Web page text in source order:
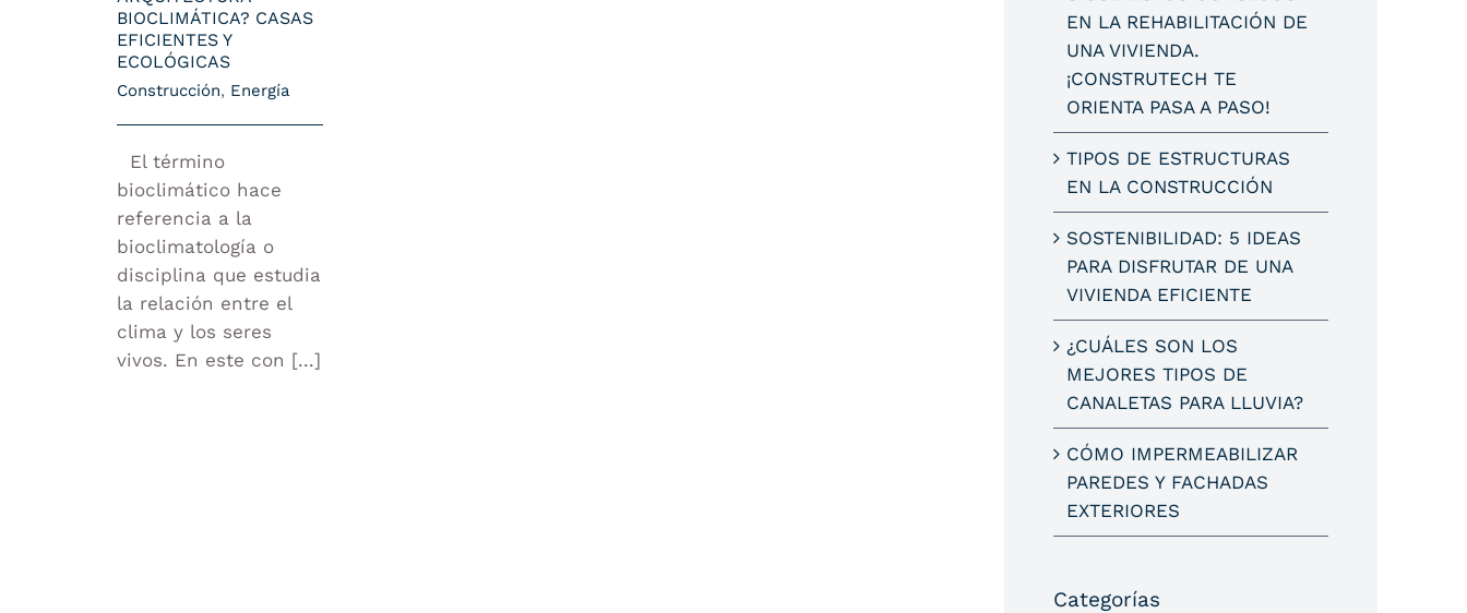
BIOCLIMÁTICA? CASAS
EFICIENTES Y
ECOLÓGICAS
Construcción, Energía
El término
bioclimático hace
referencia a la
bioclimatología o
disciplina que estudia
la relación entre el
clima y los seres
vivos. En este con [...]
EN LA REHABILITACIÓN DE
UNA VIVIENDA.
¡CONSTRUTECH TE
ORIENTA PASA A PASO!
TIPOS DE ESTRUCTURAS
EN LA CONSTRUCCIÓN
SOSTENIBILIDAD: 5 IDEAS
PARA DISFRUTAR DE UNA
VIVIENDA EFICIENTE
¿CUÁLES SON LOS
MEJORES TIPOS DE
CANALETAS PARA LLUVIA?
CÓMO IMPERMEABILIZAR
PAREDES Y FACHADAS
EXTERIORES
Categorías